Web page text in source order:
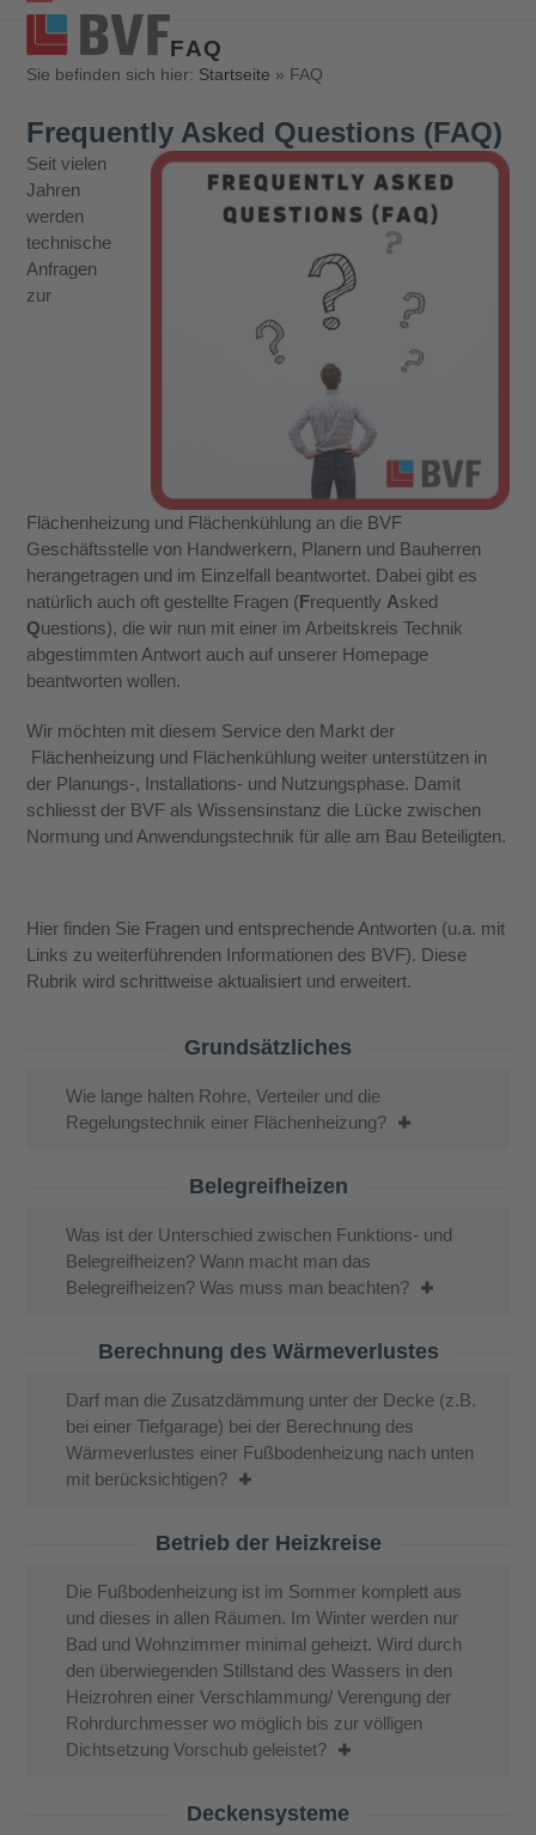
Open
mobile
Close
mobile
FAQ
Sie befinden sich hier: Startseite » FAQ
Frequently Asked Questions (FAQ)
Seit vielen
Jahren
werden
technische
Anfragen
zur
Flächenheizung und Flächenkühlung an die BVF
Geschäftsstelle von Handwerkern, Planern und Bauherren
herangetragen und im Einzelfall beantwortet. Dabei gibt es
natürlich auch oft gestellte Fragen (Frequently Asked
Questions), die wir nun mit einer im Arbeitskreis Technik
abgestimmten Antwort auch auf unserer Homepage
beantworten wollen.
Wir möchten mit diesem Service den Markt der
Flächenheizung und Flächenkühlung weiter unterstützen in
der Planungs-, Installations- und Nutzungsphase. Damit
schliesst der BVF als Wissensinstanz die Lücke zwischen
Normung und Anwendungstechnik für alle am Bau Beteiligten.
Hier finden Sie Fragen und entsprechende Antworten (u.a. mit
Links zu weiterführenden Informationen des BVF). Diese
Rubrik wird schrittweise aktualisiert und erweitert.
Grundsätzliches
Wie lange halten Rohre, Verteiler und die
Regelungstechnik einer Flächenheizung?
Belegreifheizen
Was ist der Unterschied zwischen Funktions- und
Belegreifheizen? Wann macht man das
Belegreifheizen? Was muss man beachten?
Berechnung des Wärmeverlustes
Darf man die Zusatzdämmung unter der Decke (z.B.
bei einer Tiefgarage) bei der Berechnung des
Wärmeverlustes einer Fußbodenheizung nach unten
mit berücksichtigen?
Betrieb der Heizkreise
Die Fußbodenheizung ist im Sommer komplett aus
und dieses in allen Räumen. Im Winter werden nur
Bad und Wohnzimmer minimal geheizt. Wird durch
den überwiegenden Stillstand des Wassers in den
Heizrohren einer Verschlammung/ Verengung der
Rohrdurchmesser wo möglich bis zur völligen
Dichtsetzung Vorschub geleistet?
Deckensysteme